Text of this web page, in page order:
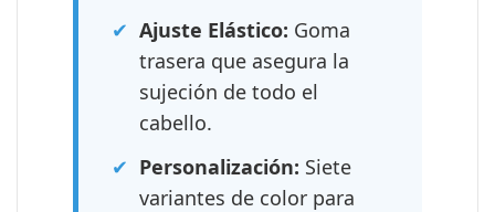
✔ Ajuste Elástico: Goma
trasera que asegura la
sujeción de todo el
cabello.
✔ Personalización: Siete
variantes de color para